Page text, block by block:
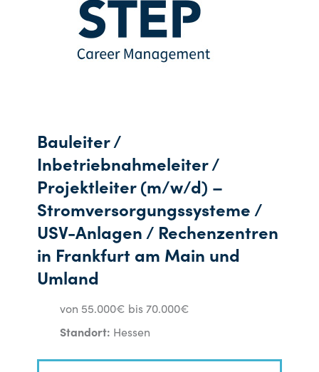
Bauleiter /
Inbetriebnahmeleiter /
Projektleiter (m/w/d) –
Stromversorgungssysteme /
USV-Anlagen / Rechenzentren
in Frankfurt am Main und
Umland
von 55.000€ bis 70.000€
Standort: Hessen